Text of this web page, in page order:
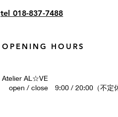
tel 018-837-7488
OPENING HOURS
Atelier AL☆VE
open / close 9:00 / 20:00（不定休